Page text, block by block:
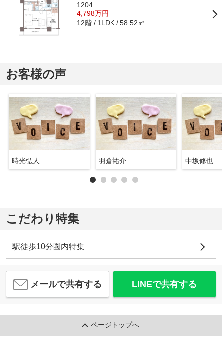
1204
4,798万円
12階 1LDK 58.52㎡
お客様の声
時光弘人 羽倉祐介 中坂修也
こだわり特集
駅徒歩10分圏内特集
メールで共有する LINEで共有する
ページトップへ